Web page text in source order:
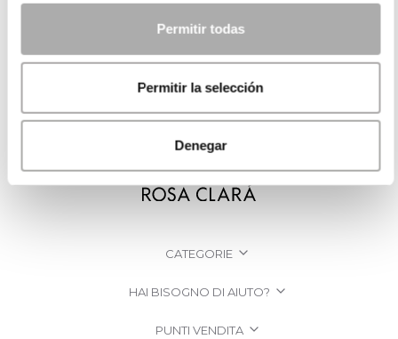
Permitir todas
Permitir la selección
Denegar
CATEGORIE
HAI BISOGNO DI AIUTO?
PUNTI VENDITA